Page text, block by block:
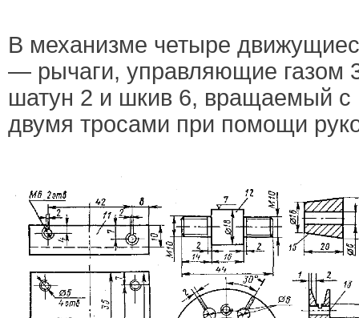
В механизме четыре
— рычаги, управляющие газом
шатун 2 и шкив 6, вращаемый с
двумя тросами при помощи